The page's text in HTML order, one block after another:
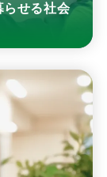
らせる社会